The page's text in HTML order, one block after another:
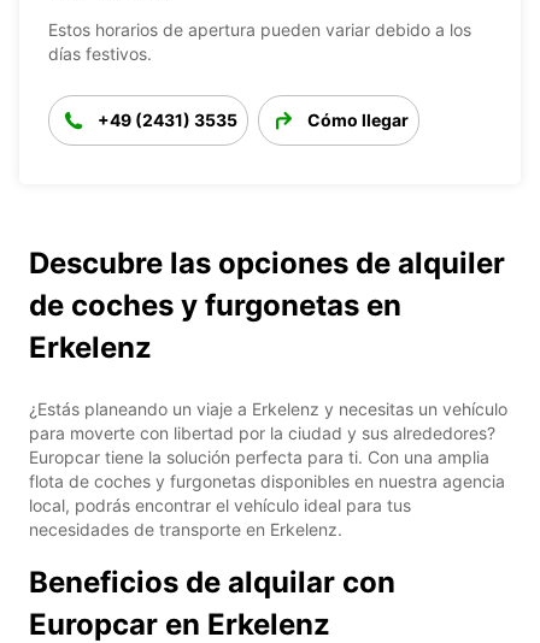
Estos horarios de apertura pueden variar debido a los
días festivos.
+49 (2431) 3535 Cómo llegar
Descubre las opciones de alquiler
de coches y furgonetas en
Erkelenz
¿Estás planeando un viaje a Erkelenz y necesitas un vehículo
para moverte con libertad por la ciudad y sus alrededores?
Europcar tiene la solución perfecta para ti. Con una amplia
flota de coches y furgonetas disponibles en nuestra agencia
local, podrás encontrar el vehículo ideal para tus
necesidades de transporte en Erkelenz.
Beneficios de alquilar con
Europcar en Erkelenz